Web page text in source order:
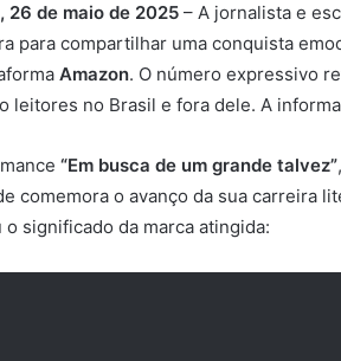
26 de maio de 2025 – A jornalista e
para compartilhar uma conquista
Amazon. O número expressivo
leitores no Brasil e fora dele. A
“Em busca de um grande talvez”
comemora o avanço da sua carreira
o significado da marca atingida: